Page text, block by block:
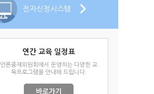
전자신청시스템
연간 교육 일정표
언론중재위원회에서 운영하는 다양한 교
육프로그램을 안내해 드립니다.
바로가기